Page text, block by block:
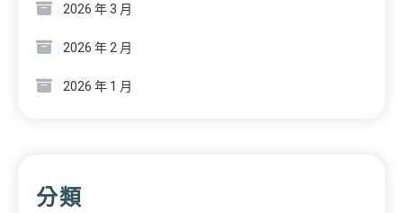
2026 年 3 月
2026 年 2 月
2026 年 1 月
分類